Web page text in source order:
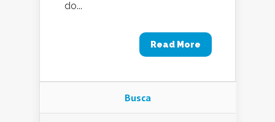
do...
Read More
Busca